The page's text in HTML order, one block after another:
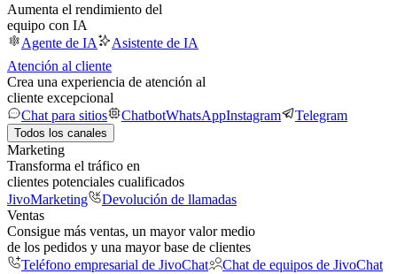
Aumenta el rendimiento del
equipo con IA
Agente de IA
Asistente de IA
Atención al cliente
Crea una experiencia de atención al
cliente excepcional
Chat para sitios
ChatbotWhatsAppInstagram Telegram
Todos los canales
Marketing
Transforma el tráfico en
clientes potenciales cualificados
JivoMarketing
Devolución de llamadas
Ventas
Consigue más ventas, un mayor valor medio
de los pedidos y una mayor base de clientes
Teléfono empresarial de JivoChat
Chat de equipos de JivoChat